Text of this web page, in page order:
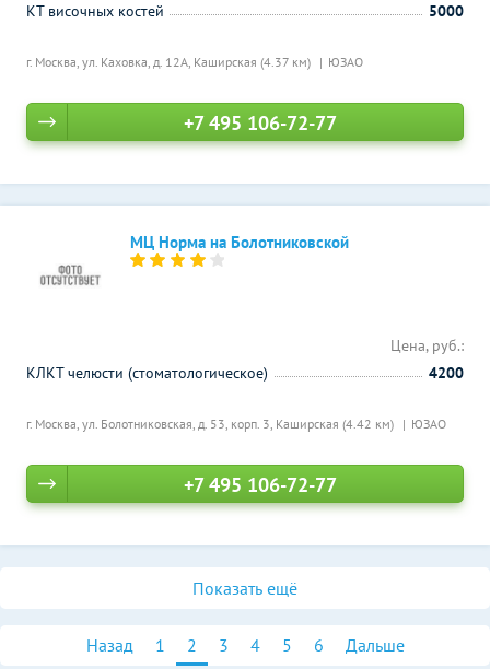
г. Москва, ул. Каховка, д. 12А, Каширская (4.37 км) ЮЗАО
КТ височных костей
5000
+7 495 106-72-77
МЦ Норма на Болотниковской
г. Москва, ул. Болотниковская, д. 53, корп. 3, Каширская (4.42 км) ЮЗАО
Цена, руб.:
КЛКТ челюсти (стоматологическое)
4200
+7 495 106-72-77
Показать ещё
Назад 1 2 3 4 5 6 Дальше